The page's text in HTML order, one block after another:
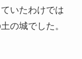
いたわけでは
の城でした。